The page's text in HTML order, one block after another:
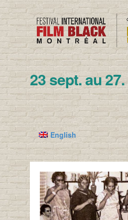
23 sept. au
English